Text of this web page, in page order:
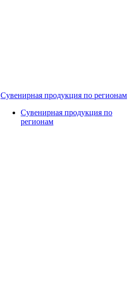
Сувенирная продукция по регионам
Сувенирная продукция по
регионам